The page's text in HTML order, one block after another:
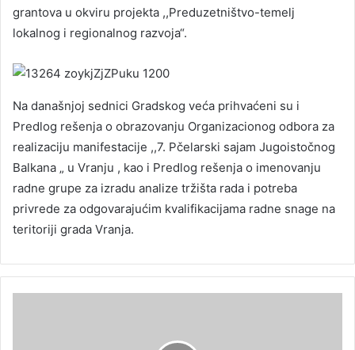
grantova u okviru projekta ,,Preduzetništvo-temelj
lokalnog i regionalnog razvoja“.
Na današnjoj sednici Gradskog veća prihvaćeni su i
Predlog rešenja o obrazovanju Organizacionog odbora za
realizaciju manifestacije ,,7. Pčelarski sajam Jugoistočnog
Balkana „ u Vranju , kao i Predlog rešenja o imenovanju
radne grupe za izradu analize tržišta rada i potreba
privrede za odgovarajućim kvalifikacijama radne snage na
teritoriji grada Vranja.